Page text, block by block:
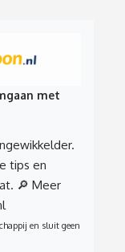
met
tips en
🔎 Meer
en sluit geen